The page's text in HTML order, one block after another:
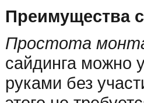
Преимущества
Простота
сайдинга можно
руками без